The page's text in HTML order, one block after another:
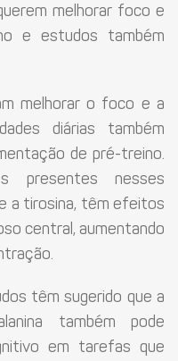
melhorar foco e
e estudos também
melhorar o foco e a
diárias também
de pré-treino.
presentes nesses
a tirosina, têm efeitos
central, aumentando
têm sugerido que a
também pode
em tarefas que